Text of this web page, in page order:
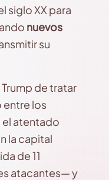
siglo XX para
nuevos
su
de tratar
entre los
el atentado
la capital
de 11
atacantes— y